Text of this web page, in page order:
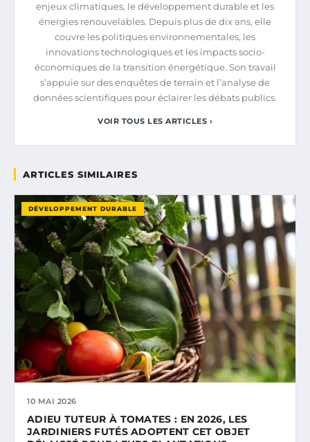
enjeux climatiques, le développement durable et les
énergies renouvelables. Depuis plus de dix ans, elle
couvre les politiques environnementales, les
innovations technologiques et les impacts socio-
économiques de la transition énergétique. Son travail
s’appuie sur des enquêtes de terrain et l’analyse de
données scientifiques pour éclairer les débats publics.
VOIR TOUS LES ARTICLES ›
ARTICLES SIMILAIRES
DÉVELOPPEMENT DURABLE
10 MAI 2026
ADIEU TUTEUR À TOMATES : EN 2026, LES
JARDINIERS FUTÉS ADOPTENT CET OBJET